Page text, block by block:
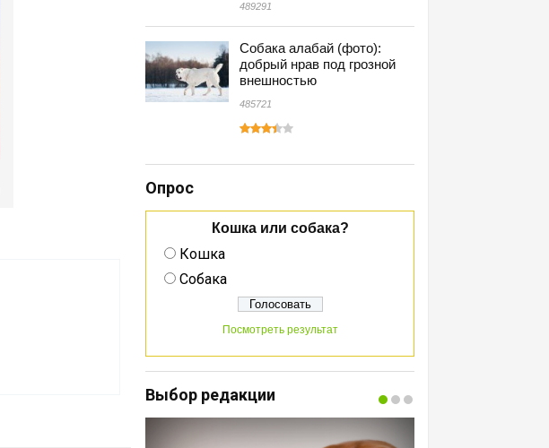
489291
Собака алабай (фото):
добрый нрав под грозной
внешностью
485721
Опрос
Кошка или собака?
Кошка
Собака
Посмотреть результат
Выбор редакции